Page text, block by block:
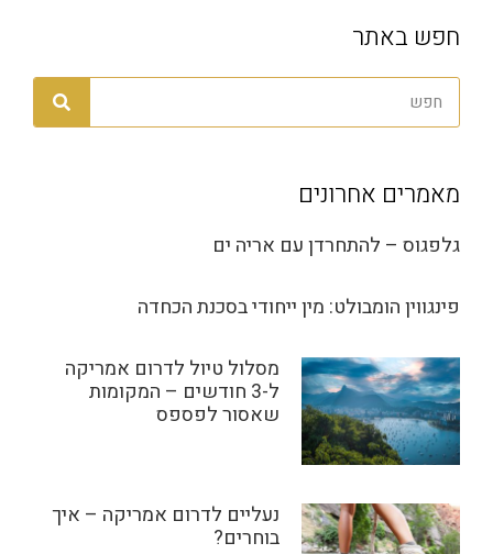
חפש באתר
מאמרים אחרונים
גלפגוס – להתחרדן עם אריה ים
פינגווין הומבולט: מין ייחודי בסכנת הכחדה
מסלול טיול לדרום אמריקה
ל-3 חודשים – המקומות
שאסור לפספס
נעליים לדרום אמריקה – איך
בוחרים?